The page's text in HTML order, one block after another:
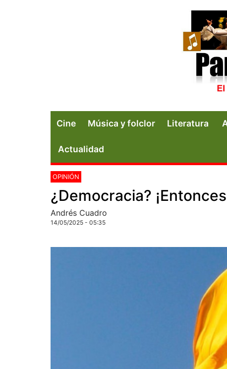
Cine Música y folclor Literatura
Actualidad
OPINIÓN
¿Democracia?
Andrés Cuadro
14/05/2025 - 05:35